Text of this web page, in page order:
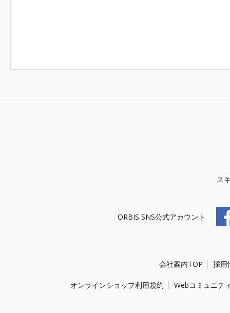
ス
ORBIS SNS公式アカウント
会社案内TOP 採用
オンラインショップ利用規約 Webコミュニテ